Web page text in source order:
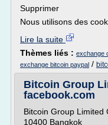
Supprimer
Nous utilisons des
Lire la suite
Thèmes liés : exchange
exchange bitcoin paypal /
Bitcoin Group
facebook.com
Bitcoin Group Limited
10400 Bangkok